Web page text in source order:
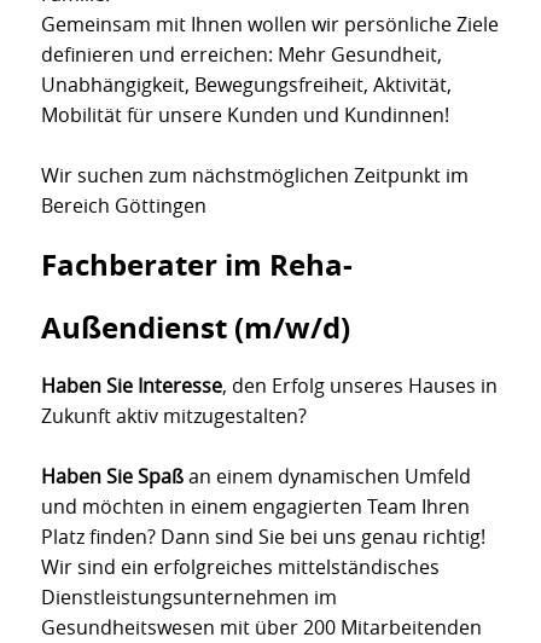
Gemeinsam mit Ihnen wollen wir persönliche Ziele
definieren und erreichen: Mehr Gesundheit,
Unabhängigkeit, Bewegungsfreiheit, Aktivität,
Mobilität für unsere Kunden und Kundinnen!
Wir suchen zum nächstmöglichen Zeitpunkt im
Bereich Göttingen
Fachberater im Reha-
Außendienst (m/w/d)
Haben Sie Interesse, den Erfolg unseres Hauses in
Zukunft aktiv mitzugestalten?
Haben Sie Spaßan einem dynamischen Umfeld
und möchten in einem engagierten Team Ihren
Platz finden? Dann sind Sie bei uns genau richtig!
Wir sind ein erfolgreiches mittelständisches
Dienstleistungsunternehmen im
Gesundheitswesen mit über 200 Mitarbeitenden